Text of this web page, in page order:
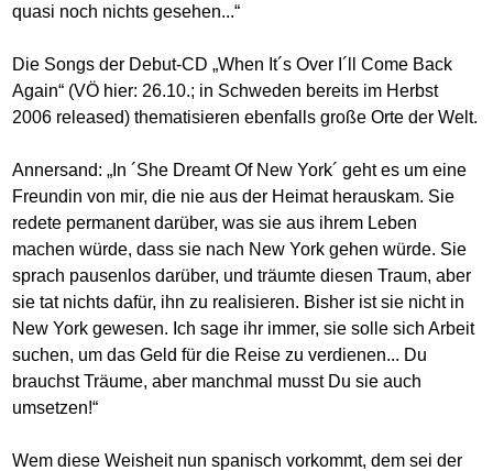
quasi noch nichts gesehen...“
Die Songs der Debut-CD „When It´s Over I´ll Come Back
Again“ (VÖ hier: 26.10.; in Schweden bereits im Herbst
2006 released) thematisieren ebenfalls große Orte der Welt.
Annersand: „In ´She Dreamt Of New York´ geht es um eine
Freundin von mir, die nie aus der Heimat herauskam. Sie
redete permanent darüber, was sie aus ihrem Leben
machen würde, dass sie nach New York gehen würde. Sie
sprach pausenlos darüber, und träumte diesen Traum, aber
sie tat nichts dafür, ihn zu realisieren. Bisher ist sie nicht in
New York gewesen. Ich sage ihr immer, sie solle sich Arbeit
suchen, um das Geld für die Reise zu verdienen... Du
brauchst Träume, aber manchmal musst Du sie auch
umsetzen!“
Wem diese Weisheit nun spanisch vorkommt, dem sei der